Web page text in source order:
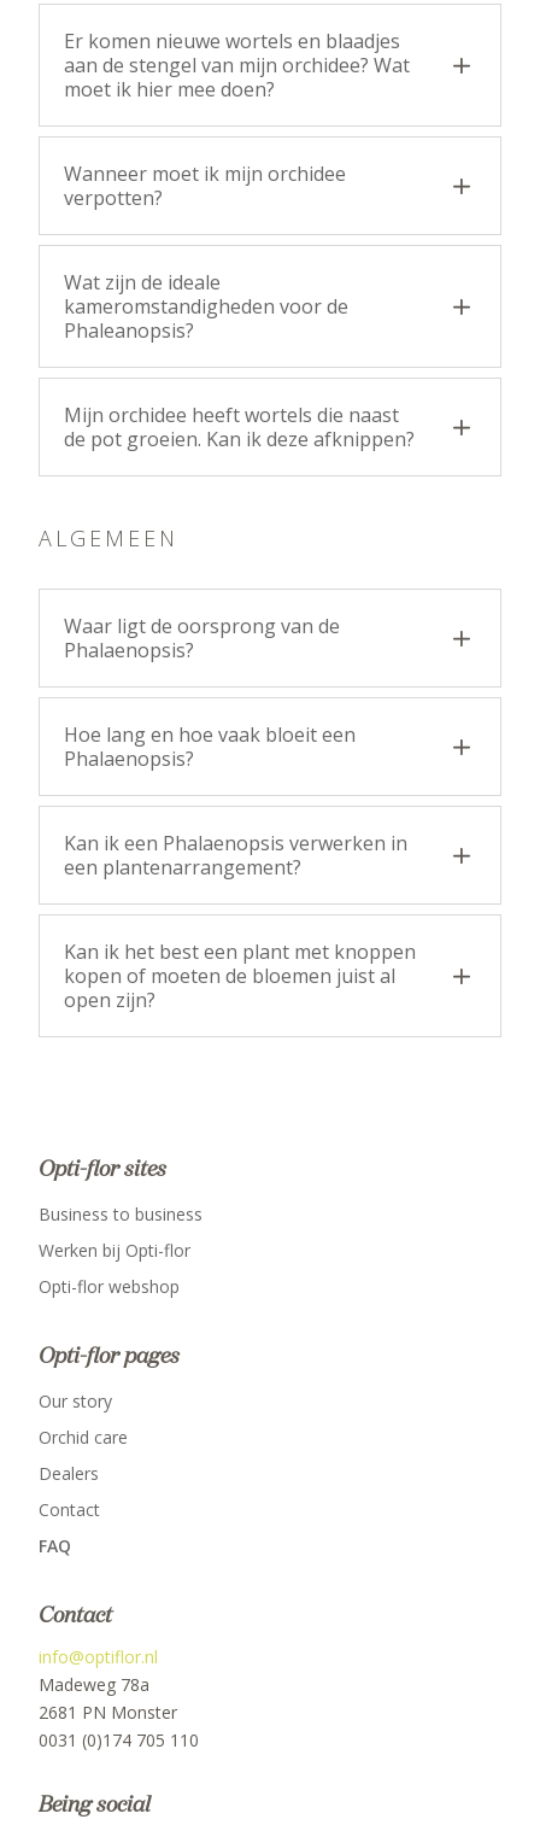
Er komen nieuwe wortels en blaadjes
aan de stengel van mijn orchidee? Wat
moet ik hier mee doen?
Wanneer moet ik mijn orchidee
verpotten?
Wat zijn de ideale
kameromstandigheden voor de
Phaleanopsis?
Mijn orchidee heeft wortels die naast
de pot groeien. Kan ik deze afknippen?
ALGEMEEN
Waar ligt de oorsprong van de
Phalaenopsis?
Hoe lang en hoe vaak bloeit een
Phalaenopsis?
Kan ik een Phalaenopsis verwerken in
een plantenarrangement?
Kan ik het best een plant met knoppen
kopen of moeten de bloemen juist al
open zijn?
Opti-flor sites
Business to business
Werken bij Opti-flor
Opti-flor webshop
Opti-flor pages
Our story
Orchid care
Dealers
Contact
FAQ
Contact
info@optiflor.nl
Madeweg 78a
2681 PN Monster
0031 (0)174 705 110
Being social